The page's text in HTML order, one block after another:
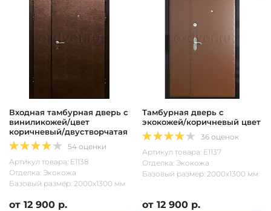
Входная тамбурная дверь с
виниликожей/цвет
коричневый/двустворчатая
54 оценки
Артикул товара: Е1138
Отделка: Экокожа
Базовый размер: 2000х1300 мм
от 12 900 р.
Тамбурная дверь с
экокожей/коричневый цвет
36 оценок
Артикул товара: Е1137
Отделка: Экокожа
Базовый размер: 2000х1300 мм
от 12 900 р.